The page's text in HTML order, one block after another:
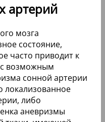
артерий
мозга
состояние,
часто приводит к
возможным
сонной артерии
локализованное
либо
аневризмы